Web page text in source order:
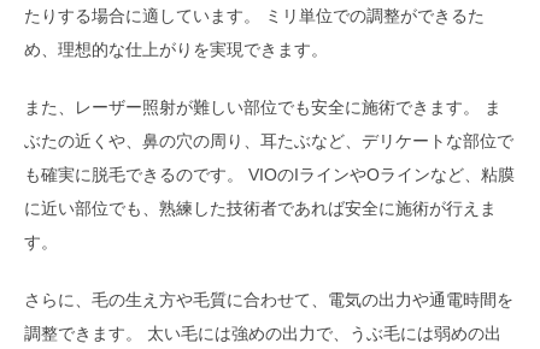
たりする場合に適しています。 ミリ単位での調整ができるた
め、理想的な仕上がりを実現できます。
また、レーザー照射が難しい部位でも安全に施術できます。 ま
ぶたの近くや、鼻の穴の周り、耳たぶなど、デリケートな部位で
も確実に脱毛できるのです。 VIOのIラインやOラインなど、粘膜
に近い部位でも、熟練した技術者であれば安全に施術が行えま
す。
さらに、毛の生え方や毛質に合わせて、電気の出力や通電時間を
調整できます。 太い毛には強めの出力で、うぶ毛には弱めの出